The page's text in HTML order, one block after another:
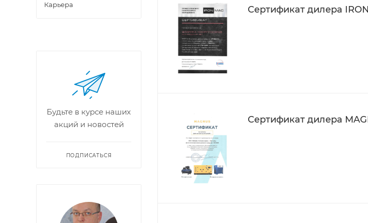
Сертификат дилера
Сертификат дилера
Карьера
Будьте в курсе наших
акций и новостей
ПОДПИСАТЬСЯ